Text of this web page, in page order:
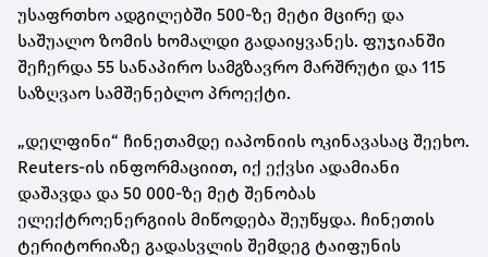
უსაფრთხო ადგილებში 500-ზე მეტი მცირე და
საშუალო ზომის ხომალდი გადაიყვანეს. ფუჯიანში
შეჩერდა 55 სანაპირო სამგზავრო მარშრუტი და 115
საზღვაო სამშენებლო პროექტი.
„დელფინი“ ჩინეთამდე იაპონიის ოკინავასაც შეეხო.
Reuters-ის ინფორმაციით, იქ ექვსი ადამიანი
დაშავდა და 50 000-ზე მეტ შენობას
ელექტროენერგიის მიწოდება შეუწყდა. ჩინეთის
ტერიტორიაზე გადასვლის შემდეგ ტაიფუნის